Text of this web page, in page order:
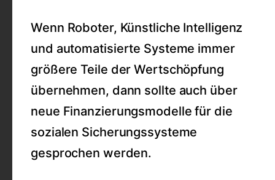
Wenn Roboter, Künstliche Intelligenz
und automatisierte Systeme immer
größere Teile der Wertschöpfung
übernehmen, dann sollte auch über
neue Finanzierungsmodelle für die
sozialen Sicherungssysteme
gesprochen werden.